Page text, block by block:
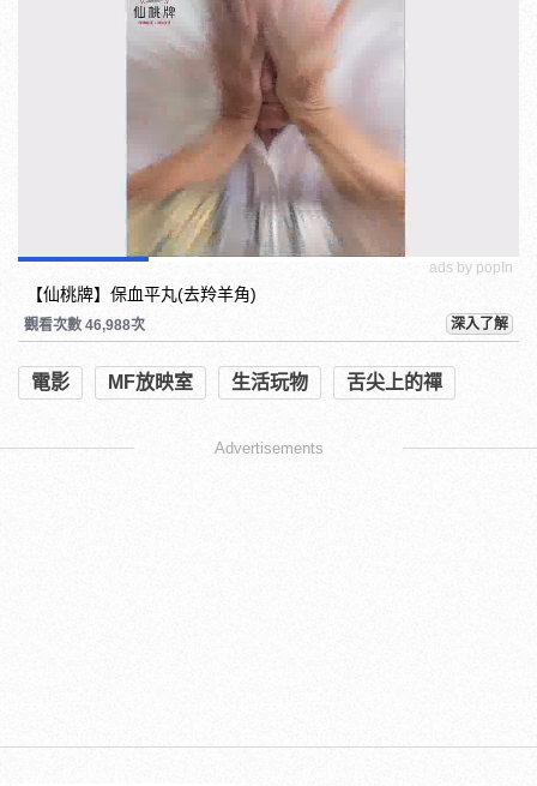
ads by popIn
【仙桃牌】保血平丸(去羚羊角)
觀看次數 46,988次 深入了解
電影 MF放映室 生活玩物 舌尖上的禪
Advertisements